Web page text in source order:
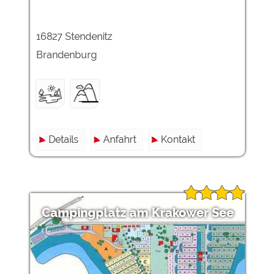
16827 Stendenitz
Brandenburg
Details Anfahrt Kontakt
Campingplatz am Krakower See